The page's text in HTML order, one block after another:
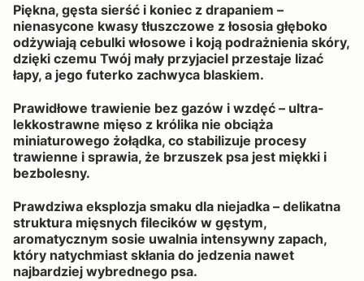
Piękna, gęsta sierść i koniec z drapaniem –
nienasycone kwasy tłuszczowe z łososia głęboko
odżywiają cebulki włosowe i koją podrażnienia skóry,
dzięki czemu Twój mały przyjaciel przestaje lizać
łapy, a jego futerko zachwyca blaskiem.
Prawidłowe trawienie bez gazów i wzdęć – ultra-
lekkostrawne mięso z królika nie obciąża
miniaturowego żołądka, co stabilizuje procesy
trawienne i sprawia, że brzuszek psa jest miękki i
bezbolesny.
Prawdziwa eksplozja smaku dla niejadka – delikatna
struktura mięsnych filecików w gęstym,
aromatycznym sosie uwalnia intensywny zapach,
który natychmiast skłania do jedzenia nawet
najbardziej wybrednego psa.